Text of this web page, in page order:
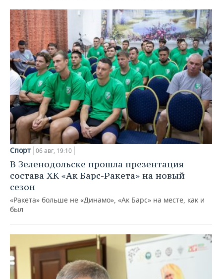
Спорт 06 авг, 19:10
В Зеленодольске прошла презентация
состава ХК «Ак Барс-Ракета» на новый
сезон
«Ракета» больше не «Динамо», «Ак Барс» на месте, как и
был